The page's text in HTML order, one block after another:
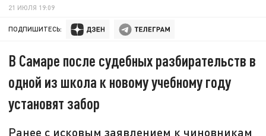
21 ИЮЛЯ 19:09
ПОДПИШИТЕСЬ:
В Самаре после судебных разбирательств в
одной из школа к новому учебному году
установят забор
Ранее с исковым заявлением к чиновникам